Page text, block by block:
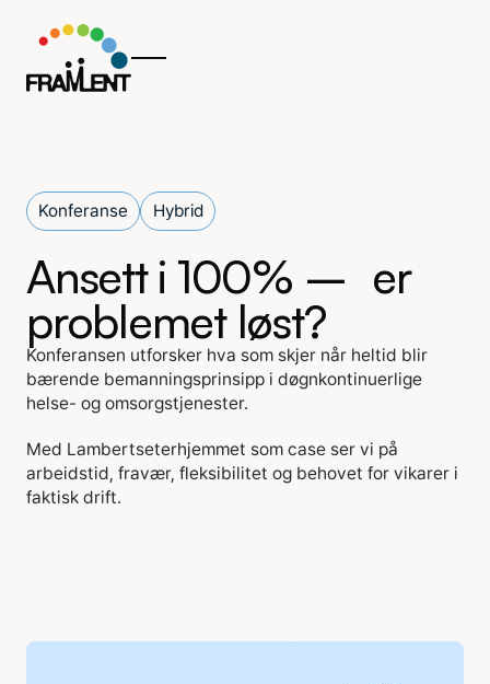
Konferanse Hybrid
Ansett i 100% – er
problemet løst?
Konferansen utforsker hva som skjer når heltid blir
bærende bemanningsprinsipp i døgnkontinuerlige
helse- og omsorgstjenester.
Med Lambertseterhjemmet som case ser vi på
arbeidstid, fravær, fleksibilitet og behovet for vikarer i
faktisk drift.